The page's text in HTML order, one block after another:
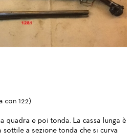
con 122)
quadra e poi tonda. La cassa lunga è
a sezione tonda che si curva